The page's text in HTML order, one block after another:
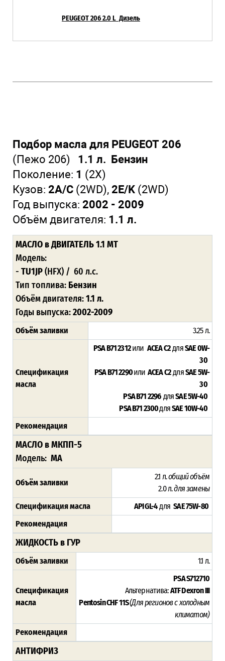
PEUGEOT 206 2.0 L Дизель
Подбор масла для PEUGEOT 206
(Пежо 206) 1.1 л. Бензин
Поколение: 1 (2X)
Кузов: 2A/C (2WD), 2E/K (2WD)
Год выпуска: 2002 - 2009
Объём двигателя: 1.1 л.
МАСЛО в ДВИГАТЕЛЬ 1.1 MT
Модель:
- TU1JP(HFX) / 60 л.с.
Тип топлива: Бензин
Объём двигателя:1.1 л.
Годы выпуска:2002-2009
Объём заливки 3.25 л.
Спецификация
масла
PSA B71 2312или ACEA C2дляSAE 0W-
30
PSA B71 2290или ACEA C2дляSAE 5W-
30
PSA B71 2296 дляSAE 5W-40
PSA B71 2300дляSAE 10W-40
Рекомендация
МАСЛО в МКПП-5
Модель: MA
Объём заливки
2.1 л.общий объём
2.0 л.для замены
Спецификация масла
API GL-4дляSAE 75W-80
Рекомендация
ЖИДКОСТЬ в ГУР
Объём заливки 1.1 л.
Спецификация
масла
PSA S712710
Альтернатива:ATF Dexron III
Pentosin CHF 11S(Для регионов с холодным
климатом)
Рекомендация
АНТИФРИЗ